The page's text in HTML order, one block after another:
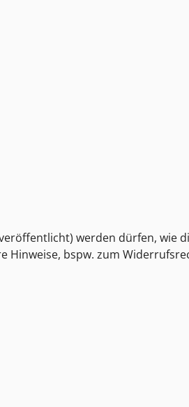
werden dürfen, wie
Hinweise, bspw. zum